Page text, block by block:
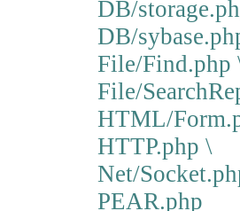
DB/
DB/
File/Find.php
File/
HTML/
HTTP.php \
Net/
PEAR.php